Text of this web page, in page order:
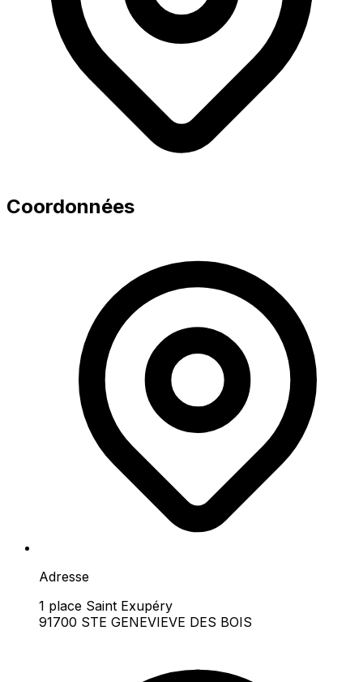
Coordonnées
Adresse
1 place Saint Exupéry
91700 STE GENEVIEVE DES BOIS